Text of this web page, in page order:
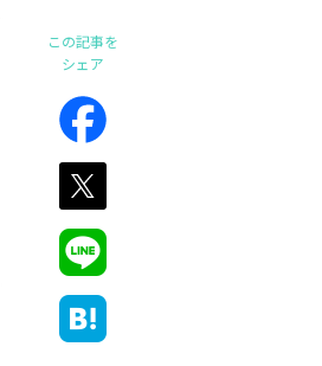
この記事を
シェア